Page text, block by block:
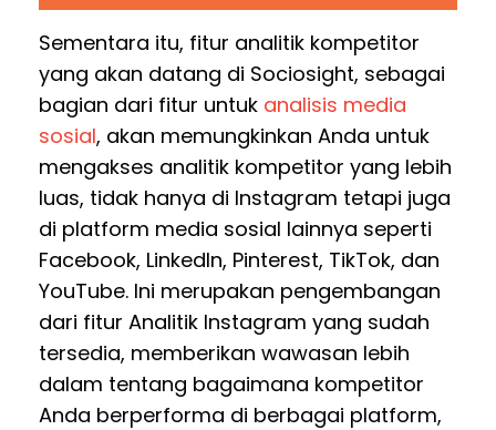
Sementara itu, fitur analitik kompetitor
yang akan datang di Sociosight, sebagai
bagian dari fitur untuk analisis media
sosial, akan memungkinkan Anda untuk
mengakses analitik kompetitor yang lebih
luas, tidak hanya di Instagram tetapi juga
di platform media sosial lainnya seperti
Facebook, LinkedIn, Pinterest, TikTok, dan
YouTube. Ini merupakan pengembangan
dari fitur Analitik Instagram yang sudah
tersedia, memberikan wawasan lebih
dalam tentang bagaimana kompetitor
Anda berperforma di berbagai platform,